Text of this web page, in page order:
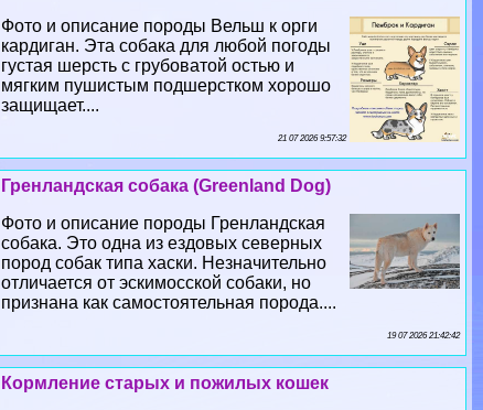
Фото и описание породы Вельш к opги
кардиган. Эта собака для любой погоды
густая шерсть с грубоватой остью и
мягким пушистым подшерстком хорошо
защищает....
21 07 2026 9:57:32
Гренландская собака (Greenland Dog)
Фото и описание породы Гренландская
собака. Это одна из ездовых северных
пород собак типа хаски. Незначительно
отличается от эскимосской собаки, но
признана как самостоятельная порода....
19 07 2026 21:42:42
Кормление старых и пожилых кошек